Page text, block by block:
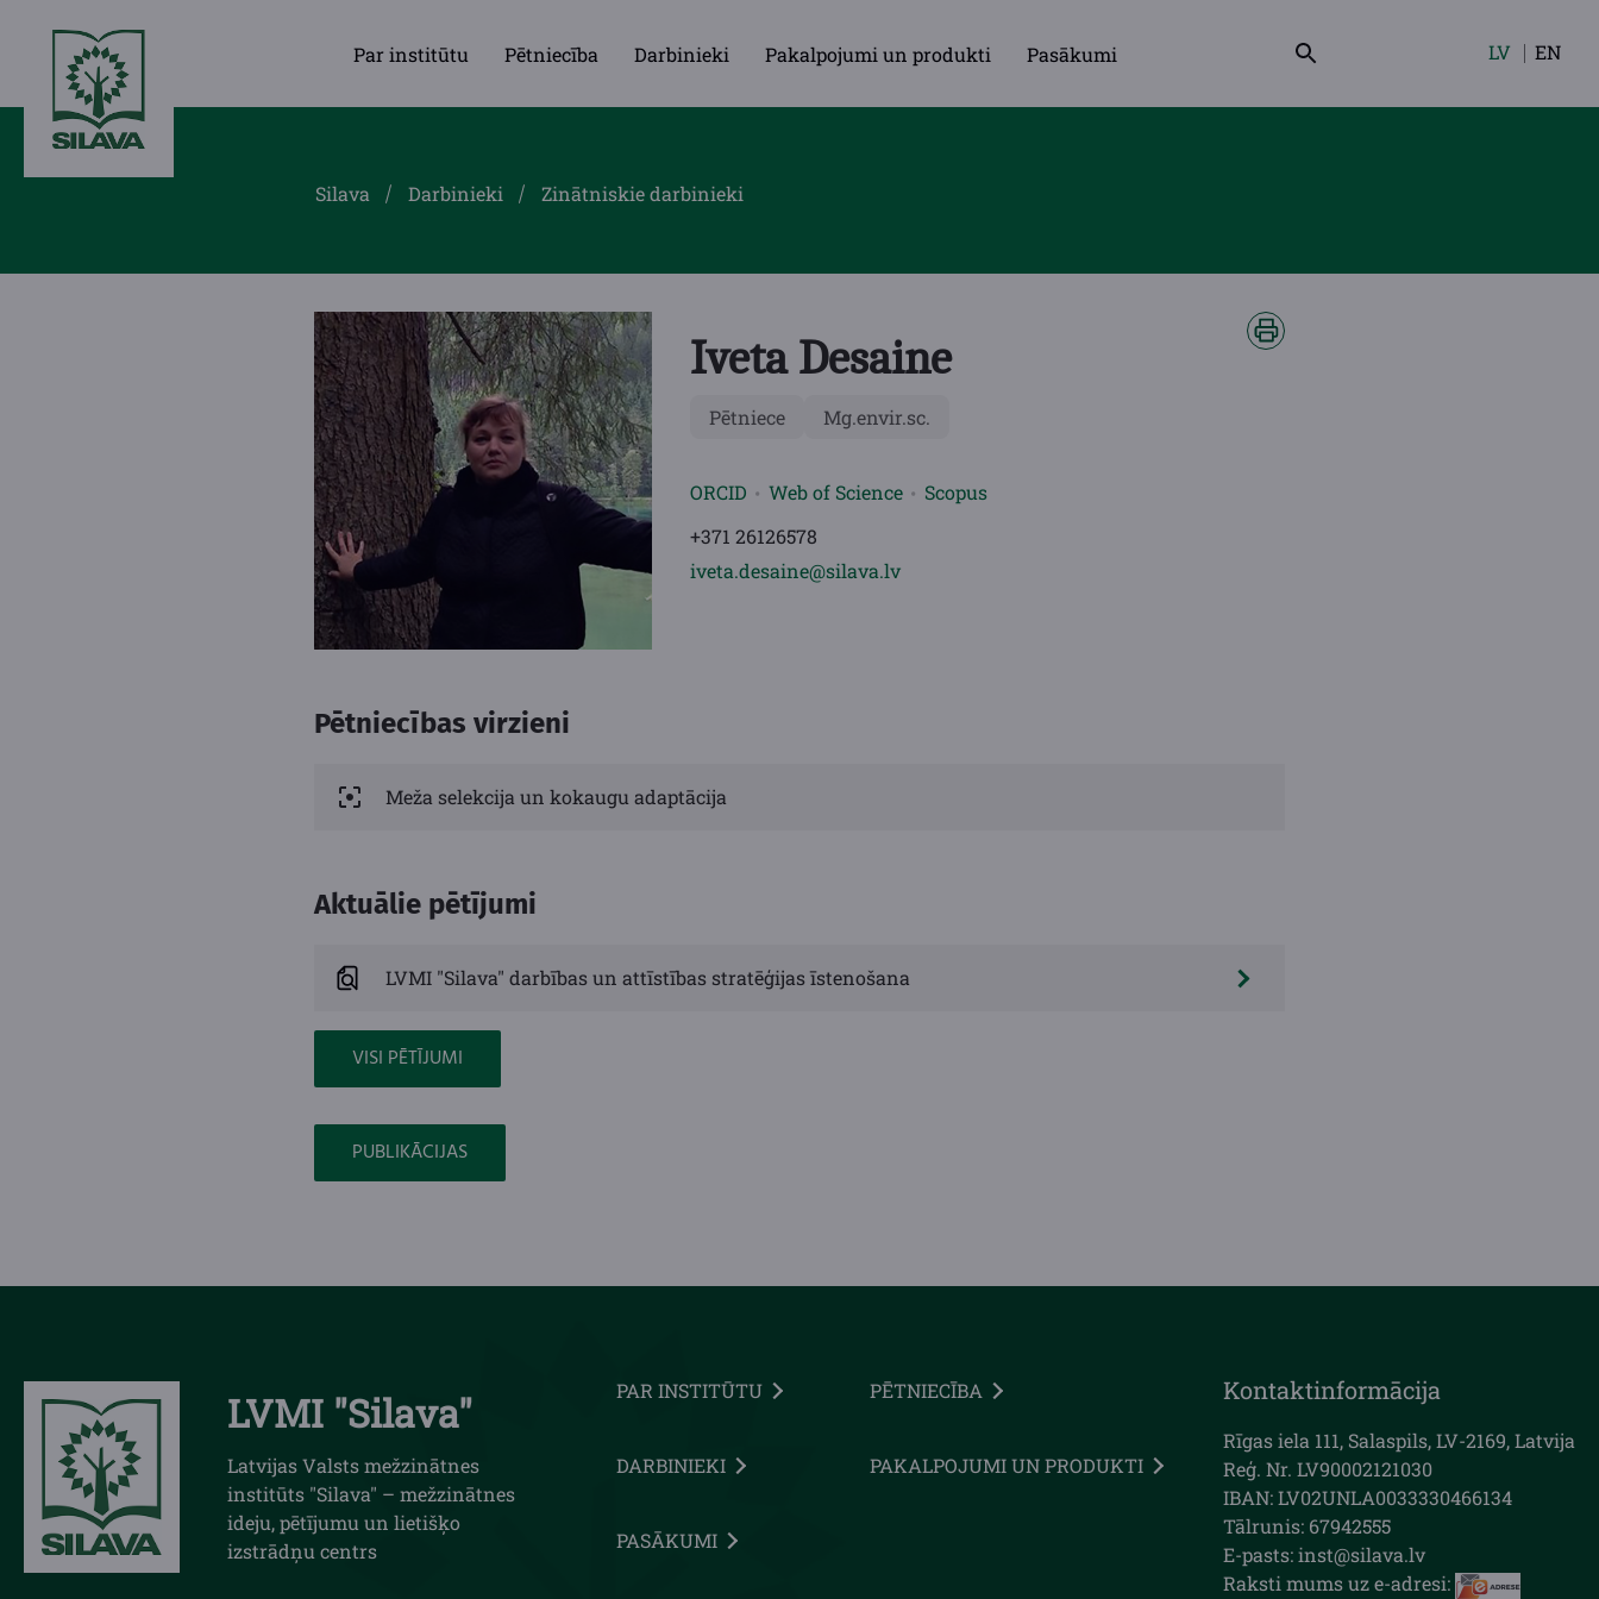
Par institūtu Pētniecība Darbinieki Pakalpojumi un produkti Pasākumi
Izvēlieties
LV EN
Silava Darbinieki Zinātniskie darbinieki
Iveta Desaine
Pētniece Mg.envir.sc.
ORCID Web of Science
Scopus
+371 26126578
iveta.desaine@silava.lv
Pētniecības virzieni
Meža selekcija un kokaugu adaptācija
Aktuālie pētījumi
LVMI "Silava" darbības un attīstības stratēģijas īstenošana
VISI PĒTĪJUMI
PUBLIKĀCIJAS
LVMI "Silava"
Latvijas Valsts mežzinātnes
institūts "Silava" – mežzinātnes
ideju, pētījumu un lietišķo
izstrādņu centrs
PAR INSTITŪTU PĒTNIECĪBA
DARBINIEKI PAKALPOJUMI UN PRODUKTI
PASĀKUMI
Kontaktinformācija
Rīgas iela 111, Salaspils, LV-2169, Latvija
Reģ. Nr. LV90002121030
IBAN: LV02UNLA0033330466134
Tālrunis: 67942555
E-pasts: inst@silava.lv
Raksti mums uz e-adresi: